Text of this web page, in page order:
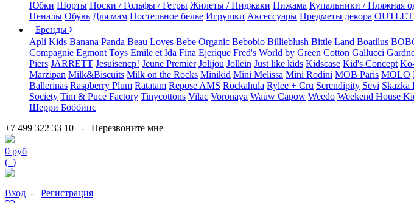
Юбки Шорты Носки / Гольфы / Гетры Жилеты / Пиджаки Пижама Купальники / Пляжная
Пеналы Обувь Для мам Постельное белье Игрушки Аксессуары Предметы декора OUTLET
Бренды
Apli Kids Banana Panda Beau Loves Bebe Organic Bebobio Billieblush Bittle Land Boatilus
Compagnie Egmont Toys Emile et Ida Fina Ejerique Fred's World by Green Cotton Gallucci
Piers JARRETT Jesuisencp! Jeune Premier Jolijou Jollein Just like kids Kidscase Kid's Concept
Marzipan Milk&Biscuits Milk on the Rocks Minikid Mini Melissa Mini Rodini MOB Paris MOLO
Ballerinas Raspberry Plum Ratatam Repose AMS Rockahula Rylee + Cru Serendipity Sevi Skazka
Society Tim & Puce Factory Tinycottons Vilac Voronaya Wauw Capow Weedo Weekend House
Шерри Боббинс
+7 499 322 33 10 - Перезвоните мне
0 руб
( )
Вход - Регистрация